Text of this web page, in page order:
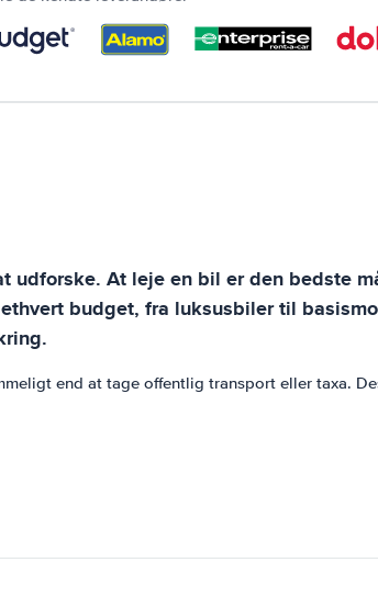
At leje en bil er den bedste
budget, fra luksusbiler til
end at tage offentlig transport eller taxa.